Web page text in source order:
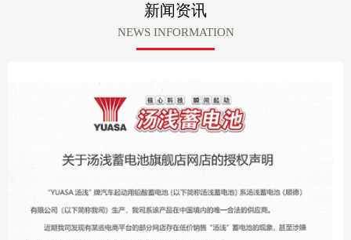
新闻资讯
NEWS INFORMATION